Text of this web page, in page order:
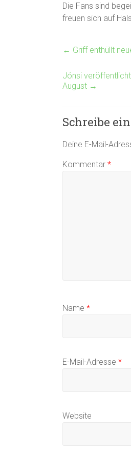
Die Fans sind
freuen sich auf
← Griff enthüllt
Jónsi veröffentlicht
August →
Schreibe
Deine E-Mail-
Kommentar *
Name *
E-Mail-Adresse *
Website